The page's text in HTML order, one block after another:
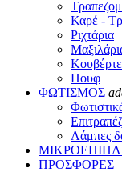
Καρέ -
Ριχτάρια
Πουφ
ΦΩΤΙΣΜΟΣ
Λάμπες
ΠΡΟΣΦΟΡΕΣ